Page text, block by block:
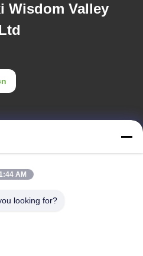
Wisdom Valley
AM
looking for?